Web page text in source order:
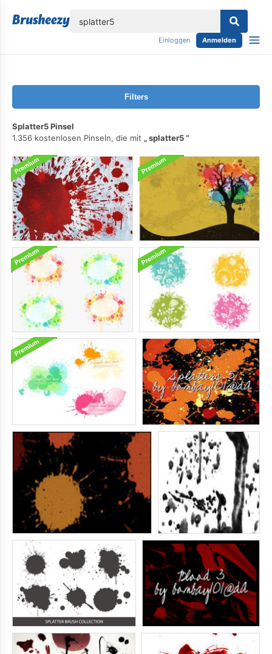
Einloggen Anmelden
Filters
Splatter5 Pinsel
1.356 kostenlosen Pinseln, die mit
splatter5